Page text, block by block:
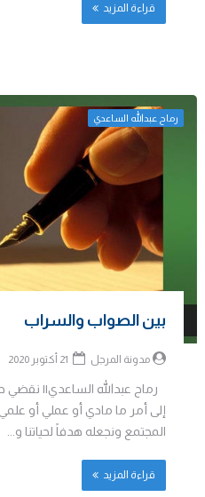
قراءة المزيد
رماح عبدالله الساعدي
بين الصواب والسراب
مدونة المرجل
رماح عبدالله الساعدي|| نقضي
إلى أمر ما مادي أو عملي أو
المجتمع ونجعله هدفاً لحياتنا و...
قراءة المزيد